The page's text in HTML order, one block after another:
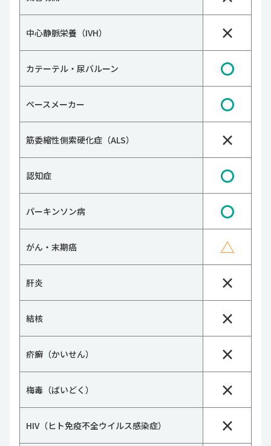
中心静脈栄養（IVH） ×
カテーテル・尿バルーン 〇
ペースメーカー 〇
筋委縮性側索硬化症（ALS） ×
認知症 〇
パーキンソン病 〇
がん・末期癌 △
肝炎 ×
結核 ×
疥癬（かいせん） ×
梅毒（ばいどく） ×
HIV（ヒト免疫不全ウイルス感染症） ×